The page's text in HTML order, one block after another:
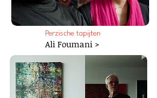
Perzische tapijten
Ali Foumani >